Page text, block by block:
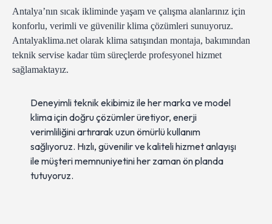
Antalya’nın sıcak ikliminde yaşam ve çalışma alanlarınız için
konforlu, verimli ve güvenilir klima çözümleri sunuyoruz.
Antalyaklima.net olarak klima satışından montaja, bakımından
teknik servise kadar tüm süreçlerde profesyonel hizmet
sağlamaktayız.
Deneyimli teknik ekibimiz ile her marka ve model
klima için doğru çözümler üretiyor, enerji
verimliliğini artırarak uzun ömürlü kullanım
sağlıyoruz. Hızlı, güvenilir ve kaliteli hizmet anlayışı
ile müşteri memnuniyetini her zaman ön planda
tutuyoruz.